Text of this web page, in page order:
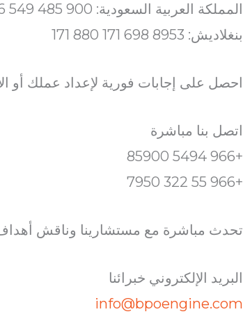
المملكة العربية السعودية: 900 485 549 966:
بنغلاديش: 8953 698 171 880 171
احصل على إجابات فورية لإعداد عملك أو
اتصل بنا مباشرة
+966 5494 85900
+966 55 322 7950
تحدث مباشرة مع مستشارينا وناقش
البريد الإلكتروني خبرائنا
info@bpoengine.com